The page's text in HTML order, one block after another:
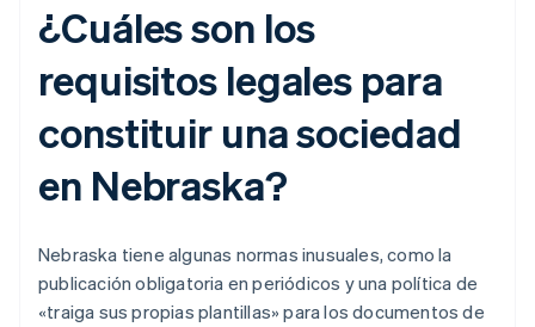
¿Cuáles son los
requisitos legales para
constituir una sociedad
en Nebraska?
Nebraska tiene algunas normas inusuales, como la
publicación obligatoria en periódicos y una política de
«traiga sus propias plantillas» para los documentos de